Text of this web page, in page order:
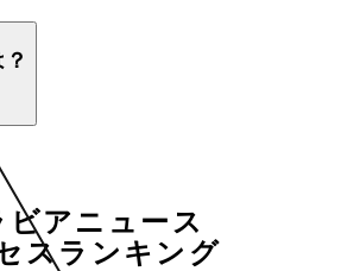
ビアニュース
スランキング